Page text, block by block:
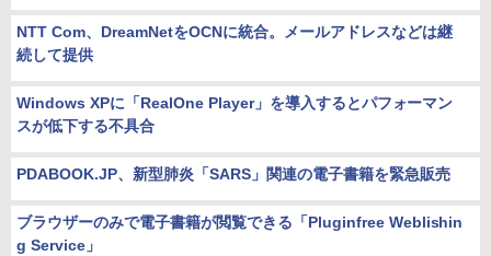
NTT Com、DreamNetをOCNに統合。メールアドレスなどは継
続して提供
Windows XPに「RealOne Player」を導入するとパフォーマン
スが低下する不具合
PDABOOK.JP、新型肺炎「SARS」関連の電子書籍を緊急販売
ブラウザーのみで電子書籍が閲覧できる「Pluginfree Weblishin
g Service」